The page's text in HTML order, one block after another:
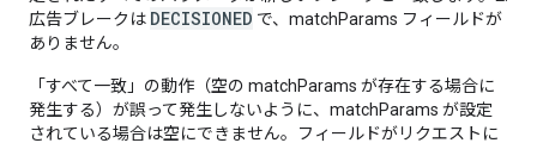
広告ブレークは DECISIONED で、matchParams フィールドが
ありません。
「すべて一致」の動作（空の matchParams が存在する場合に
発生する）が誤って発生しないように、matchParams が設定
されている場合は空にできません。フィールドがリクエストに